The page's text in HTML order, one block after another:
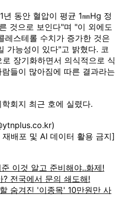
동안 혈압이 평균 1㎜Hg 정
것으로 보인다"며 "이 외에도
레스테롤 수치가 증가한 것은
가능성이 있다"고 밝혔다. 코
장기화하면서 의식적으로 식
들이 많아짐에 따른 결과라는
회지 최근 호에 실렸다.
배포 및 AI 데이터 활용 금지]